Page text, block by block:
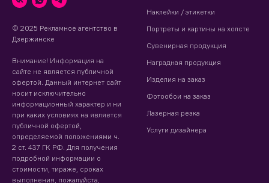
© 2025 Рекламное агентство в
Дзержинске
Внимание! Информация на
сайте не является публичной
офертой. Данный интернет сайт
носит исключительно
информационный характер и ни
при каких условиях на является
публичной офертой,
определяемой положениями ч.
2 ст. 437 ГК РФ. Для получения
подробной информации о
стоимости, тираже, сроках
выполнения, пожалуйста,
Наклейки / этикетки
Портреты и картины на холсте
Сувенирная продукция
Наградная продукция
Изделия на заказ
Фотообои на заказ
Лазерная резка
Услуги дизайнера